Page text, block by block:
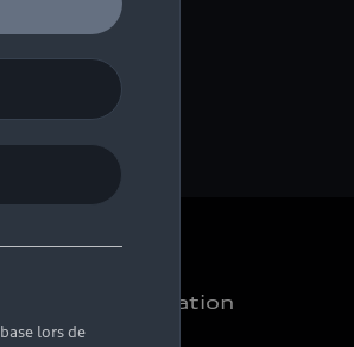
Achat et location
lors de